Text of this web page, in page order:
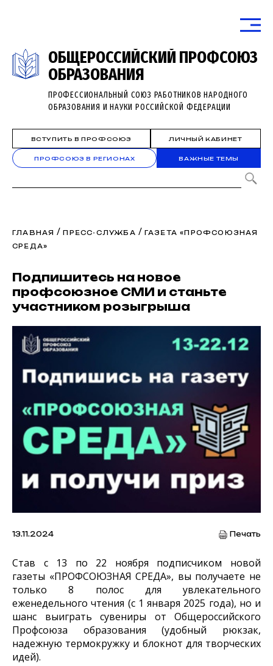
ОБЩЕРОССИЙСКИЙ ПРОФСОЮЗ
ОБРАЗОВАНИЯ
ПРОФЕССИОНАЛЬНЫЙ СОЮЗ РАБОТНИКОВ НАРОДНОГО
ОБРАЗОВАНИЯ И НАУКИ РОССИЙСКОЙ ФЕДЕРАЦИИ
ВСТУПИТЬ В ПРОФСОЮЗ ЛИЧНЫЙ КАБИНЕТ
ПРОФСОЮЗ В РЕГИОНАХ ВАЖНЫЕ ТЕМЫ
ГЛАВНАЯ /ПРЕСС-СЛУЖБА / ГАЗЕТА «ПРОФСОЮЗНАЯ
СРЕДА»
Подпишитесь на новое
профсоюзное СМИ и станьте
участником розыгрыша
13.11.2024 Печать
Став с 13 по 22 ноября подписчиком новой
газеты «ПРОФСОЮЗНАЯ СРЕДА», вы получаете не
только 8 полос для увлекательного
еженедельного чтения (с 1 января 2025 года), но и
шанс выиграть сувениры от Общероссийского
Профсоюза образования (удобный рюкзак,
надежную термокружку и блокнот для творческих
идей).